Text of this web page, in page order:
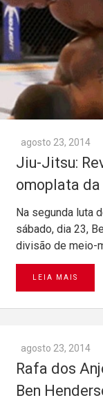
agosto 23, 2014
Jiu-Jitsu:
omoplata da
Na segunda luta
sábado, dia 23,
divisão de meio-
LEIA MAIS
agosto 23, 2014
Rafa dos
Ben